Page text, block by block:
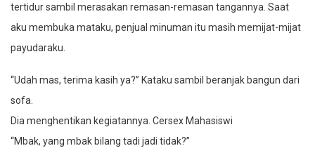
tertidur sambil merasakan remasan-remasan tangannya. Saat
aku membuka mataku, penjual minuman itu masih memijat-mijat
payudaraku.
“Udah mas, terima kasih ya?” Kataku sambil beranjak bangun dari
sofa.
Dia menghentikan kegiatannya. Cersex Mahasiswi
“Mbak, yang mbak bilang tadi jadi tidak?”